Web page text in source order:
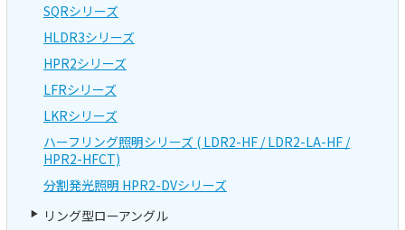
SQRシリーズ
HLDR3シリーズ
HPR2シリーズ
LFRシリーズ
LKRシリーズ
ハーフリング照明シリーズ ( LDR2-HF / LDR2-LA-HF /
HPR2-HFCT)
分割発光照明 HPR2-DVシリーズ
リング型ローアングル